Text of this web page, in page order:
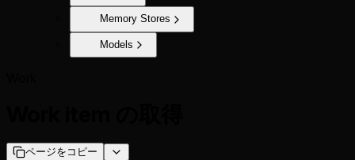
Memory Stores
Models
ページをコピー